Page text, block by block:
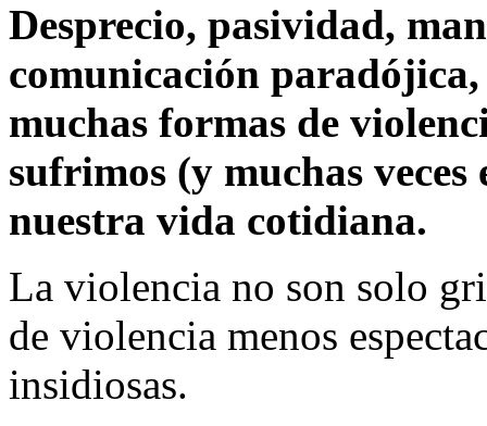
Desprecio, pasividad,
comunicación
muchas formas de
sufrimos (y muchas veces
nuestra vida cotidiana.
La violencia no son solo
de violencia menos
insidiosas.